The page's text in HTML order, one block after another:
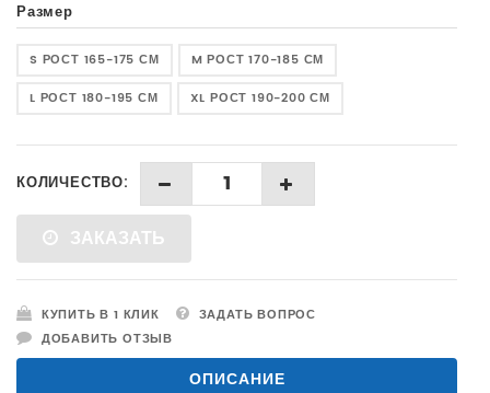
Размер
S РОСТ 165-175 СМ
M РОСТ 170-185 СМ
L РОСТ 180-195 СМ
XL РОСТ 190-200 СМ
КОЛИЧЕСТВО:
ЗАКАЗАТЬ
КУПИТЬ В 1 КЛИК
ЗАДАТЬ ВОПРОС
ДОБАВИТЬ ОТЗЫВ
ОПИСАНИЕ